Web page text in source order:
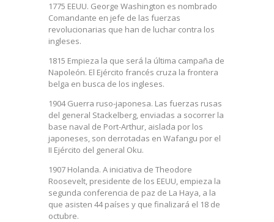
1775 EEUU. George Washington es nombrado
Comandante en jefe de las fuerzas
revolucionarias que han de luchar contra los
ingleses.
1815 Empieza la que será la última campaña de
Napoleón. El Ejército francés cruza la frontera
belga en busca de los ingleses.
1904 Guerra ruso-japonesa. Las fuerzas rusas
del general Stackelberg, enviadas a socorrer la
base naval de Port-Arthur, aislada por los
japoneses, son derrotadas en Wafangu por el
II Ejército del general Oku.
1907 Holanda. A iniciativa de Theodore
Roosevelt, presidente de los EEUU, empieza la
segunda conferencia de paz de La Haya, a la
que asisten 44 países y que finalizará el 18 de
octubre.